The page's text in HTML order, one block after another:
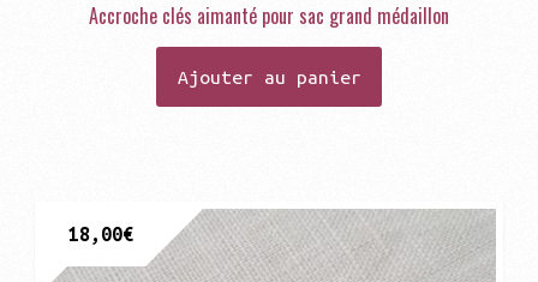
Accroche clés aimanté pour sac grand médaillon
Ajouter au panier
18,00€